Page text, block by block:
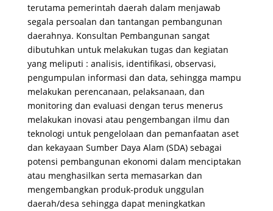
terutama pemerintah daerah dalam menjawab
segala persoalan dan tantangan pembangunan
daerahnya. Konsultan Pembangunan sangat
dibutuhkan untuk melakukan tugas dan kegiatan
yang meliputi : analisis, identifikasi, observasi,
pengumpulan informasi dan data, sehingga mampu
melakukan perencanaan, pelaksanaan, dan
monitoring dan evaluasi dengan terus menerus
melakukan inovasi atau pengembangan ilmu dan
teknologi untuk pengelolaan dan pemanfaatan aset
dan kekayaan Sumber Daya Alam (SDA) sebagai
potensi pembangunan ekonomi dalam menciptakan
atau menghasilkan serta memasarkan dan
mengembangkan produk-produk unggulan
daerah/desa sehingga dapat meningkatkan